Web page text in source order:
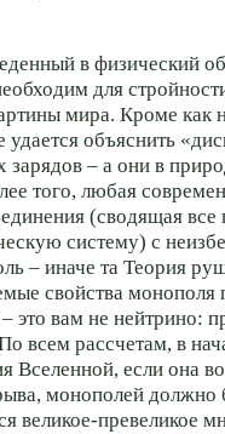
в физический
для
мира. Кроме как
объяснить
зарядов – а они в
того, любая
(сводящая все
систему) с
– иначе та Теория
свойства монополя
это вам не нейтрино:
всем рассчетам, в
Вселенной, если она
монополей должно
великое-превеликое